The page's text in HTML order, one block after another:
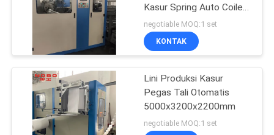
KEBIJAKAN
PRIBADI
Mesin Pegas Saku
58
Kasur Spring Auto Coiler
Machine
negotiable MOQ:1 set
KONTAK
Lini Produksi Kasur
Pegas Tali Otomatis
5000x3200x2200mm
negotiable MOQ:1 set